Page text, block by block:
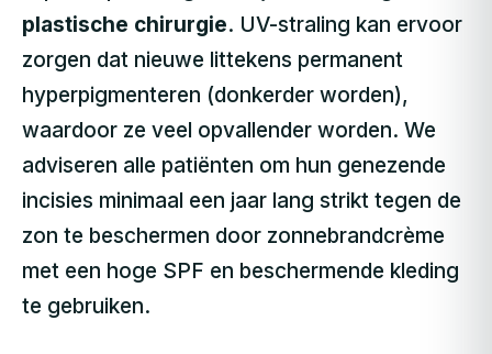
plastische chirurgie. UV-straling kan ervoor
zorgen dat nieuwe littekens permanent
hyperpigmenteren (donkerder worden),
waardoor ze veel opvallender worden. We
adviseren alle patiënten om hun genezende
incisies minimaal een jaar lang strikt tegen de
zon te beschermen door zonnebrandcrème
met een hoge SPF en beschermende kleding
te gebruiken.